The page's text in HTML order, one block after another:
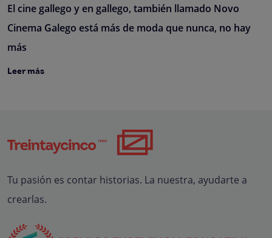
El cine gallego y en gallego, también llamado Novo
Cinema Galego está más de moda que nunca, no hay
más
Leer más
Tu pasión es contar historias. La nuestra, ayudarte a
crearlas.